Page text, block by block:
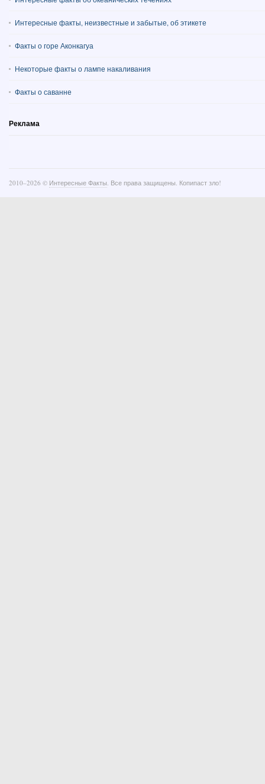
Интересные факты, неизвестные и забытые, об этикете
Факты о горе Аконкагуа
Некоторые факты о лампе накаливания
Факты о саванне
Реклама
2010–2026 © Интересные Факты. Все права защищены. Копипаст зло!